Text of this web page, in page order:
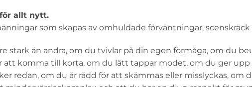
allt nytt.
som skapas av omhuldade förväntningar,
stark än andra, om du tvivlar på din egen förmåga, om du
att komma till korta, om du lätt tappar modet, om du ger upp
redan, om du är rädd för att skämmas eller misslyckas, om